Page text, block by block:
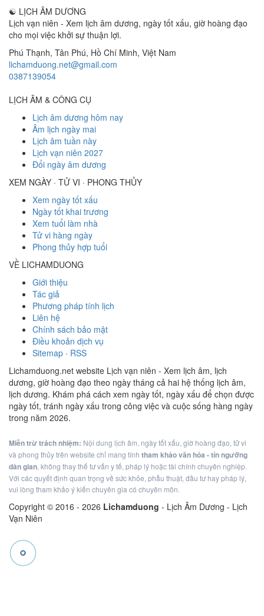
☯ LỊCH ÂM DƯƠNG
Lịch vạn niên - Xem lịch âm dương, ngày tốt xấu, giờ hoàng đạo
cho mọi việc khởi sự thuận lợi.
Phú Thạnh, Tân Phú, Hồ Chí Minh, Việt Nam
lichamduong.net@gmail.com
0387139054
LỊCH ÂM & CÔNG CỤ
Lịch âm dương hôm nay
Âm lịch ngày mai
Lịch âm tuần này
Lịch vạn niên 2027
Đổi ngày âm dương
XEM NGÀY · TỬ VI · PHONG THỦY
Xem ngày tốt xấu
Ngày tốt khai trương
Xem tuổi làm nhà
Tử vi hàng ngày
Phong thủy hợp tuổi
VỀ LICHAMDUONG
Giới thiệu
Tác giả
Phương pháp tính lịch
Liên hệ
Chính sách bảo mật
Điều khoản dịch vụ
Sitemap · RSS
Lichamduong.net website Lịch vạn niên - Xem lịch âm, lịch
dương, giờ hoàng đạo theo ngày tháng cả hai hệ thống lịch âm,
lịch dương. Khám phá cách xem ngày tốt, ngày xấu để chọn được
ngày tốt, tránh ngày xấu trong công việc và cuộc sống hàng ngày
trong năm 2026.
Miễn trừ trách nhiệm: Nội dung lịch âm, ngày tốt xấu, giờ hoàng đạo, tử vi
và phong thủy trên website chỉ mang tính tham khảo văn hóa - tín ngưỡng
dân gian, không thay thế tư vấn y tế, pháp lý hoặc tài chính chuyên nghiệp.
Với các quyết định quan trọng về sức khỏe, phẫu thuật, đầu tư hay pháp lý,
vui lòng tham khảo ý kiến chuyên gia có chuyên môn.
Copyright © 2016 - 2026 Lichamduong - Lịch Âm Dương - Lịch
Vạn Niên